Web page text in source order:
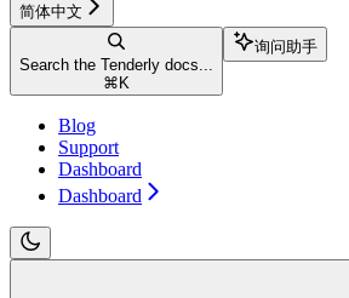
简体中文
Search the Tenderly docs...
⌘ K
询问助手
Blog
Support
Dashboard
Dashboard